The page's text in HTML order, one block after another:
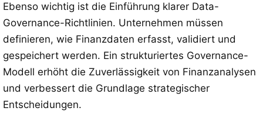
Ebenso wichtig ist die Einführung klarer Data-
Governance-Richtlinien. Unternehmen müssen
definieren, wie Finanzdaten erfasst, validiert und
gespeichert werden. Ein strukturiertes Governance-
Modell erhöht die Zuverlässigkeit von Finanzanalysen
und verbessert die Grundlage strategischer
Entscheidungen.